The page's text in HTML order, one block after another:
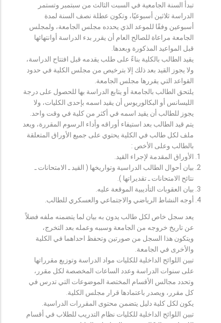
تبدأ السنة الجامعية في السبت الثالث من سبتمبر وتستمر
الدراسة ثلاثين أسبوعيًا، وتكون عطلة نصف السنة لمدة
أسبوعين وفقًا للموعد الذي يحدده مجلس الجامعة، ولمجلس
الجامعة مراعاة للصالح العام أن يقرر بدء الدراسة أوانتهائها
قبل المواعيد المذكورة وبعدها.
يقيد الطالب بالكلية بناءً على طلب يقدمه قبل افتتاح الدراسة،
ولا يجوز القيد بعد ذلك إلا بترخيص من مجلس الكلية في حدود
القواعد التي يقررها مجلس الجامعة.
يلتحق الطالب بالجامعة أو يتابع الدراسة بها للحصول على درجة
الليسانس أو البكالوريوس أن يقيد اسمه بإحدى الكليات، ولا
يجوز للطالب أن يقيد اسمه في أكثر من كلية في وقت واحد.
يتم قيد الطالب بعد استيفاء أوراقه وأداء الرسوم المقررة، ويعد
ملف لكل طالب في الكلية يحتوي على جميع الأوراق المتعلقة
بالطالب وعلى الأخص :
الأوراق المقدمة لإجراء القيد.
بيان أحوال الطالب الدراسية وتواريخها ( القيد ـ الامتحانات ـ
نتائح الامتحانات ـ تقديراتها ).
بيان العقوبات التأديبية الموقعة عليه.
أوجه النشاط الرياضي والاجتماعي والعسكري للطالب.
يعد سجل خاص لكل طالب يدون به بيان لما يتضمنه ملفه فضلاً
عن تاريخ خروجه من الجامعة وسببه وعمله بعد التخرج،
ويتكون هذا السجل من صورتين وتحفظ احداهما في الكلية
والأخرى في الجامعة.
تبين اللوائح الداخلية للكليات مواد الدراسة وتوزيع مقرراتها
على سنوات الدراسة وعدد الساعات المخصصة لكل مقرر،
وتحدد مجالس الأقسام المختصة الموضوعات التي تدرس في
كل مقرر، ويصدر باعتمادها قرار مجلس الكلية.
يكون لكل كلية دليل يتضمن محتوى المقررات الدراسية.
تبين اللوائح الداخلية للكليات نظام التدريب للطلاب في أقسام